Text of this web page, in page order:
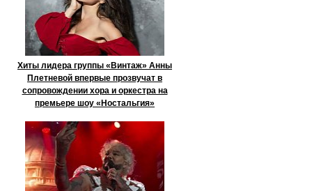
Хиты лидера группы «Винтаж» Анны
Плетневой впервые прозвучат в
сопровождении хора и оркестра на
премьере шоу «Ностальгия»